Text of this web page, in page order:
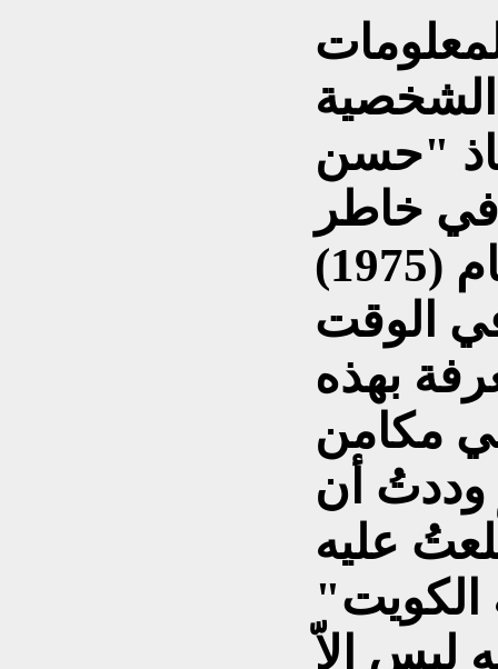
"حسن
خاطر
"صدام حسين" منذ عام (1975)
الوقت
بهذه
مما في مكامن
وددتُ أن
عليه
الكويت"